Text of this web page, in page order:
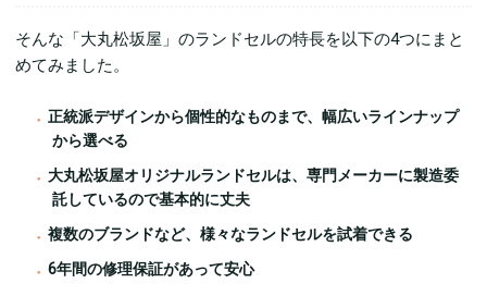
そんな「大丸松坂屋」のランドセルの特長を以下の4つにまと
めてみました。
正統派デザインから個性的なものまで、幅広いラインナップ
から選べる
大丸松坂屋オリジナルランドセルは、専門メーカーに製造委
託しているので基本的に丈夫
複数のブランドなど、様々なランドセルを試着できる
6年間の修理保証があって安心